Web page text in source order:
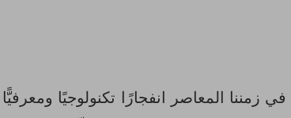
في زمننا المعاصر انفجارًا تكنولوجيًا